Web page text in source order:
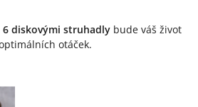
6 diskovými struhadly bude váš život
otáček.